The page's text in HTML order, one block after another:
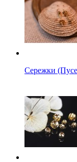
Сережки